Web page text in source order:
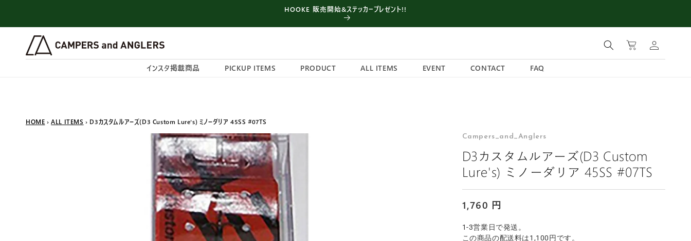
HOOKE 販売開始&ステッカープレゼント!!
インスタ掲載商品 PICKUP ITEMS PRODUCT ALL ITEMS EVENT CONTACT FAQ
ー
ト
ロ
イ
HOME ›ALL ITEMS › D3カスタムルアーズ(D3 Custom Lure's) ミノーダリア 45SS #07TS
Campers_and_Anglers
D3カスタムルアーズ(D3 Custom
Lure's) ミノーダリア 45SS #07TS
通
常
1,760 円
1-3営業日で発送。
この商品の配送料は1,100円です。